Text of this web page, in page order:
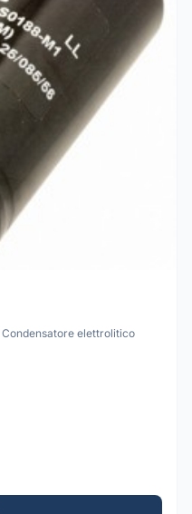
Condensatore elettrolitico